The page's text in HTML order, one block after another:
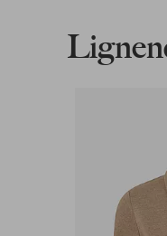
Gjelder
Faktura